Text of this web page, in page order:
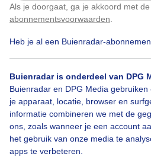
Als je doorgaat, ga je akkoord met de
abonnementsvoorwaarden
Heb je al een Buienradar-
Buienradar is onderdeel van DPG
Buienradar en DPG Media
je apparaat, locatie, browser en
informatie combineren we met de
ons, zoals wanneer je een account
het gebruik van onze media te
apps te verbeteren.
Over Buienradar
Bedrijfsgegevens
Veelgestelde vragen
Contact
Toegankelijkheid
Klik hierom dit aan